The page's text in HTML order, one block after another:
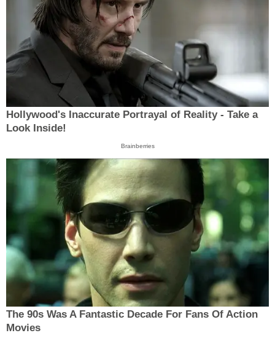
Hollywood's Inaccurate Portrayal of Reality - Take a
Look Inside!
Brainberries
The 90s Was A Fantastic Decade For Fans Of Action
Movies